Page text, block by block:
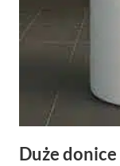
Duże donice